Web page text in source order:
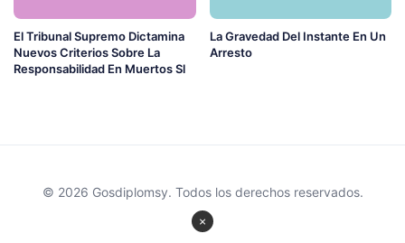
El Tribunal Supremo Dictamina
Nuevos Criterios Sobre La
Responsabilidad En Muertos Sl
La Gravedad Del Instante En Un
Arresto
×
© 2026 Gosdiplomsy. Todos los derechos reservados.